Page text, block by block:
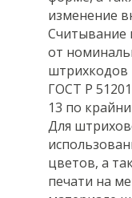
изменение
Считывание
от
штрихкодов
ГОСТ Р
13 по
Для
цветов, а
печати на